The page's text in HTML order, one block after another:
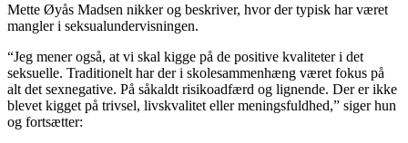
Mette Øyås Madsen nikker og beskriver, hvor der typisk har været
mangler i seksualundervisningen.
“Jeg mener også, at vi skal kigge på de positive kvaliteter i det
seksuelle. Traditionelt har der i skolesammenhæng været fokus på
alt det sexnegative. På såkaldt risikoadfærd og lignende. Der er ikke
blevet kigget på trivsel, livskvalitet eller meningsfuldhed,” siger hun
og fortsætter: